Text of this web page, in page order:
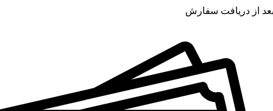
از دریافت سفارش